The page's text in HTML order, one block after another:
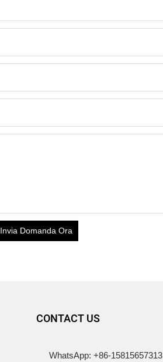
Invia Domanda Ora
CONTACT US
WhatsApp: +86-15815657313